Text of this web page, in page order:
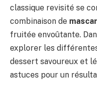
classique revisité se
combinaison de
fruitée envoûtante.
explorer les
dessert savoureux et
astuces pour un